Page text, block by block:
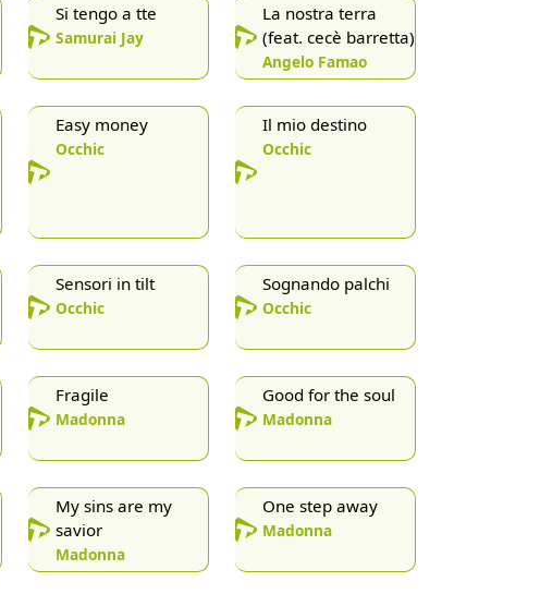
Si tengo a tte
Samurai Jay
La nostra terra
(feat. cecè barretta)
Angelo Famao
Easy money
Occhic
Il mio destino
Occhic
Sensori in tilt
Occhic
Sognando palchi
Occhic
Fragile
Madonna
Good for the soul
Madonna
My sins are my
savior
Madonna
One step away
Madonna